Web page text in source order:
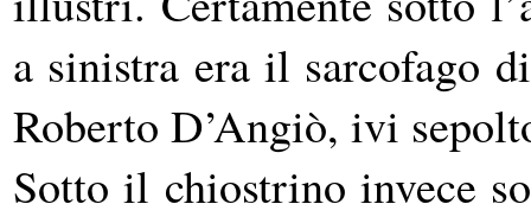
a sinistra era il sarcofago
Roberto D’Angiò, ivi
Sotto il chiostrino invece